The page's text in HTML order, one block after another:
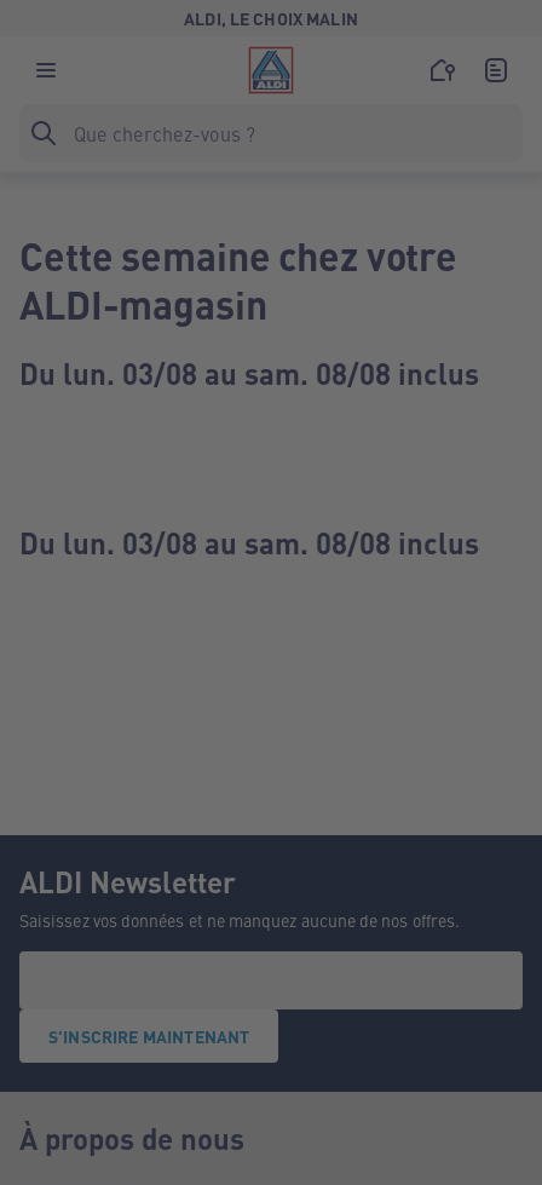
ALDI, LE CHOIX MALIN
Cette semaine chez votre
ALDI-magasin
Du lun. 03/08 au sam. 08/08 inclus
Du lun. 03/08 au sam. 08/08 inclus
ALDI Newsletter
Saisissez vos données et ne manquez aucune de nos offres.
S'INSCRIRE MAINTENANT
À propos de nous